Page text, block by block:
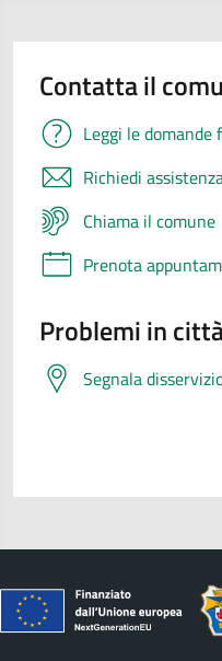
Contatta il
Leggi le domande
Richiedi
Chiama il comune
Prenota
Problemi in
Segnala